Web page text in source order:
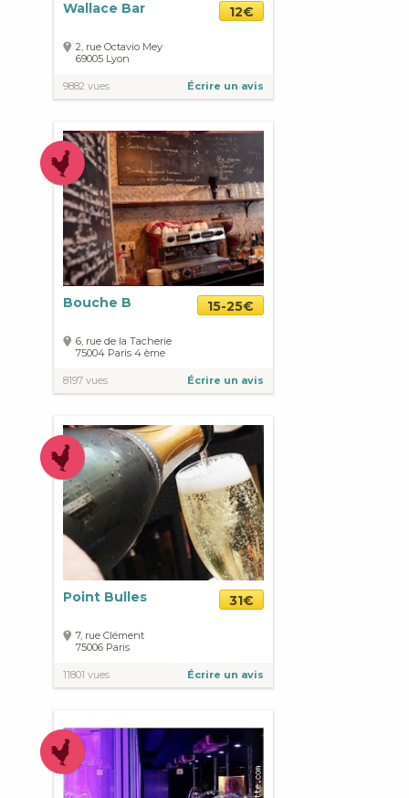
Wallace Bar 12€
2, rue Octavio Mey
69005 Lyon
9882 vues Écrire un avis
Bouche B 15-25€
6, rue de la Tacherie
75004 Paris 4 ème
8197 vues Écrire un avis
Point Bulles 31€
7, rue Clément
75006 Paris
11801 vues Écrire un avis